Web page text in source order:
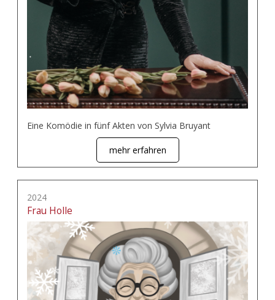
Eine Komödie in fünf Akten von Sylvia Bruyant
mehr erfahren
2024
Frau Holle